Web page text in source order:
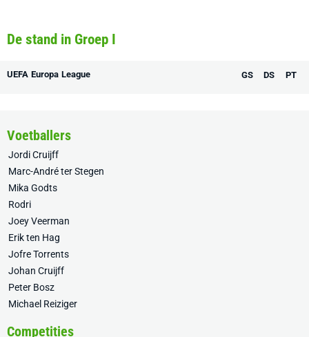
De stand in Groep I
UEFA Europa League GS DS PT
Voetballers
Jordi Cruijff
Marc-André ter Stegen
Mika Godts
Rodri
Joey Veerman
Erik ten Hag
Jofre Torrents
Johan Cruijff
Peter Bosz
Michael Reiziger
Competities